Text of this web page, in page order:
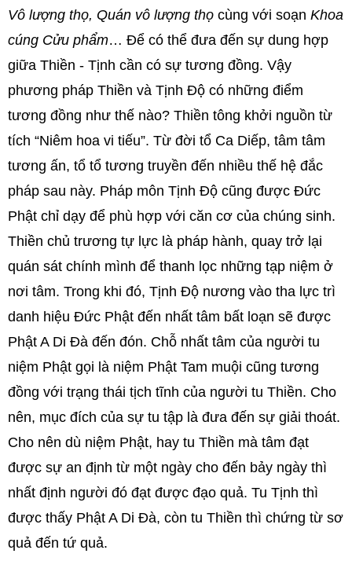
Vô lượng thọ, Quán vô lượng thọ cùng với soạn Khoa
cúng Cửu phẩm… Để có thể đưa đến sự dung hợp
giữa Thiền - Tịnh cần có sự tương đồng. Vậy
phương pháp Thiền và Tịnh Độ có những điểm
tương đồng như thế nào? Thiền tông khởi nguồn từ
tích “Niêm hoa vi tiếu”. Từ đời tổ Ca Diếp, tâm tâm
tương ấn, tổ tổ tương truyền đến nhiều thế hệ đắc
pháp sau này. Pháp môn Tịnh Độ cũng được Đức
Phật chỉ dạy để phù hợp với căn cơ của chúng sinh.
Thiền chủ trương tự lực là pháp hành, quay trở lại
quán sát chính mình để thanh lọc những tạp niệm ở
nơi tâm. Trong khi đó, Tịnh Độ nương vào tha lực trì
danh hiệu Đức Phật đến nhất tâm bất loạn sẽ được
Phật A Di Đà đến đón. Chỗ nhất tâm của người tu
niệm Phật gọi là niệm Phật Tam muội cũng tương
đồng với trạng thái tịch tĩnh của người tu Thiền. Cho
nên, mục đích của sự tu tập là đưa đến sự giải thoát.
Cho nên dù niệm Phật, hay tu Thiền mà tâm đạt
được sự an định từ một ngày cho đến bảy ngày thì
nhất định người đó đạt được đạo quả. Tu Tịnh thì
được thấy Phật A Di Đà, còn tu Thiền thì chứng từ sơ
quả đến tứ quả.